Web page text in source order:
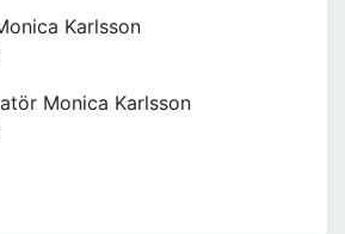
Karlsson
Monica Karlsson